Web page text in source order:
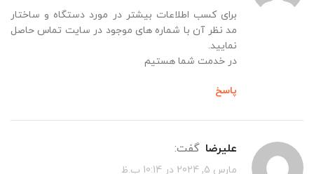
برای کسب اطلاعات بیشتر در مورد دستگاه و ساختار
مد نظر آن با شماره های موجود در سایت تماس حاصل
نمایید.
در خدمت شما هستیم
پاسخ
علیرضا گفت:
مارس 5, 2024 در 10:14 ب.ظ